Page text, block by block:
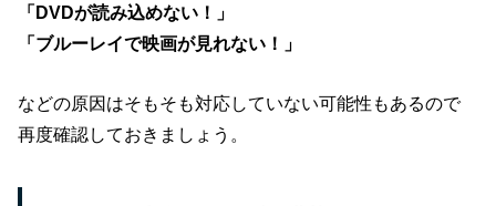
「DVDが読み込めない！」
「ブルーレイで映画が見れない！」
などの原因はそもそも対応していない可能性もあるので
再度確認しておきましょう。